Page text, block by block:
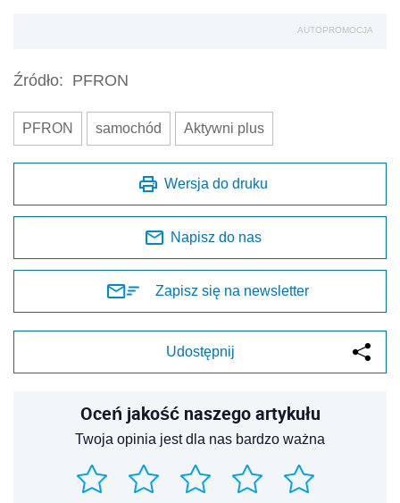
AUTOPROMOCJA
Źródło: PFRON
PFRON samochód Aktywni plus
Wersja do druku
Napisz do nas
Zapisz się na newsletter
Udostępnij
Oceń jakość naszego artykułu
Twoja opinia jest dla nas bardzo ważna